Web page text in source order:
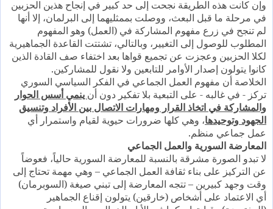
وإن كانت هذه الطريقة نجحت إلى حد كبير في إنجاح هذين الحزبين
في مرحلة ما قبل البعث، ووصلت بممثليهما إلى البرلمان، إلا أنها
لم تنجح في زرع مفهوم المشاركة في (العمل) وهو المفهوم
المطلوب للوصول إلى التغيير، وبالتالي، تشتتت القاعدة الجماهيرية
لكلا الحزبين وعجزت عن تجميع قواها بعد اختفاء صف القادة الذين
كانوا يتولون إصدار الأوامر للتابعين ولا نقول للمشاركين.
الخلاصة أن مفهوم العمل الجماعي في الفكر السياسي السوري
تركز - في غالبه - على التبعية بلا تفكير دون أن ينمي أسس الحوار
والمشاركة في اتخاذ القرار ومهارات الاتصال بين الأفراد وتنسيق
الجهود وتوحيدها، وهي كلها ضرورات حيوية لقيام واستمرار أي
عمل جماعي منظم.
المعارضة السورية والعمل الجماعي
لا تبدو الصورة مشرقة بالنسبة للمعارضة السورية حالياً، فعوضاً
عن التركيز على بناء ثقافة العمل الجماعي – وهي مهمة تحتاج إلى
وقت وجهد كبيرين – تتجه المعارضة إلى تبني صيغة (السوبرمان)
أي الاعتماد على أشخاص (خارقين) يتولون إقناع الجماهير